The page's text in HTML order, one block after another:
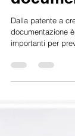
la
si